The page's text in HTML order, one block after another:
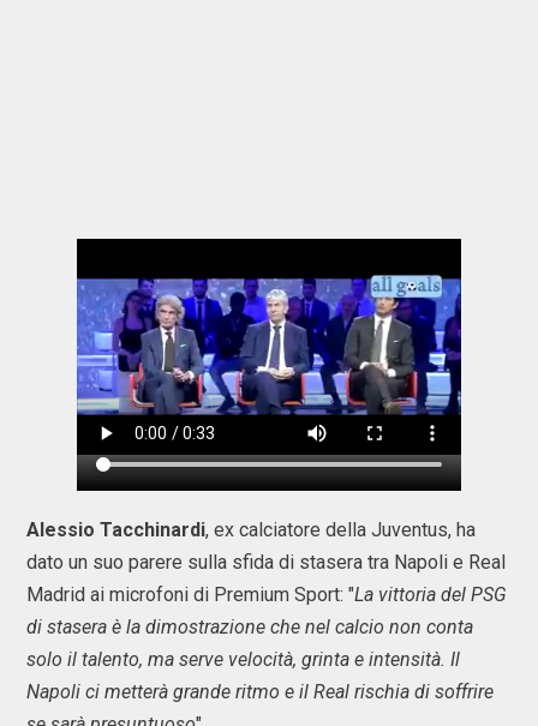
Alessio Tacchinardi, ex calciatore della Juventus, ha
dato un suo parere sulla sfida di stasera tra Napoli e Real
Madrid ai microfoni di Premium Sport: "La vittoria del PSG
di stasera è la dimostrazione che nel calcio non conta
solo il talento, ma serve velocità, grinta e intensità. Il
Napoli ci metterà grande ritmo e il Real rischia di soffrire